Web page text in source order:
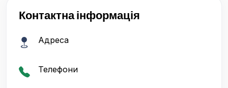
Контактна інформація
Адреса
Телефони